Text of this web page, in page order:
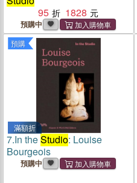
95
1828
預購中
預購
滿額折
7.In theStudio: Louise
Bourgeois
預購中